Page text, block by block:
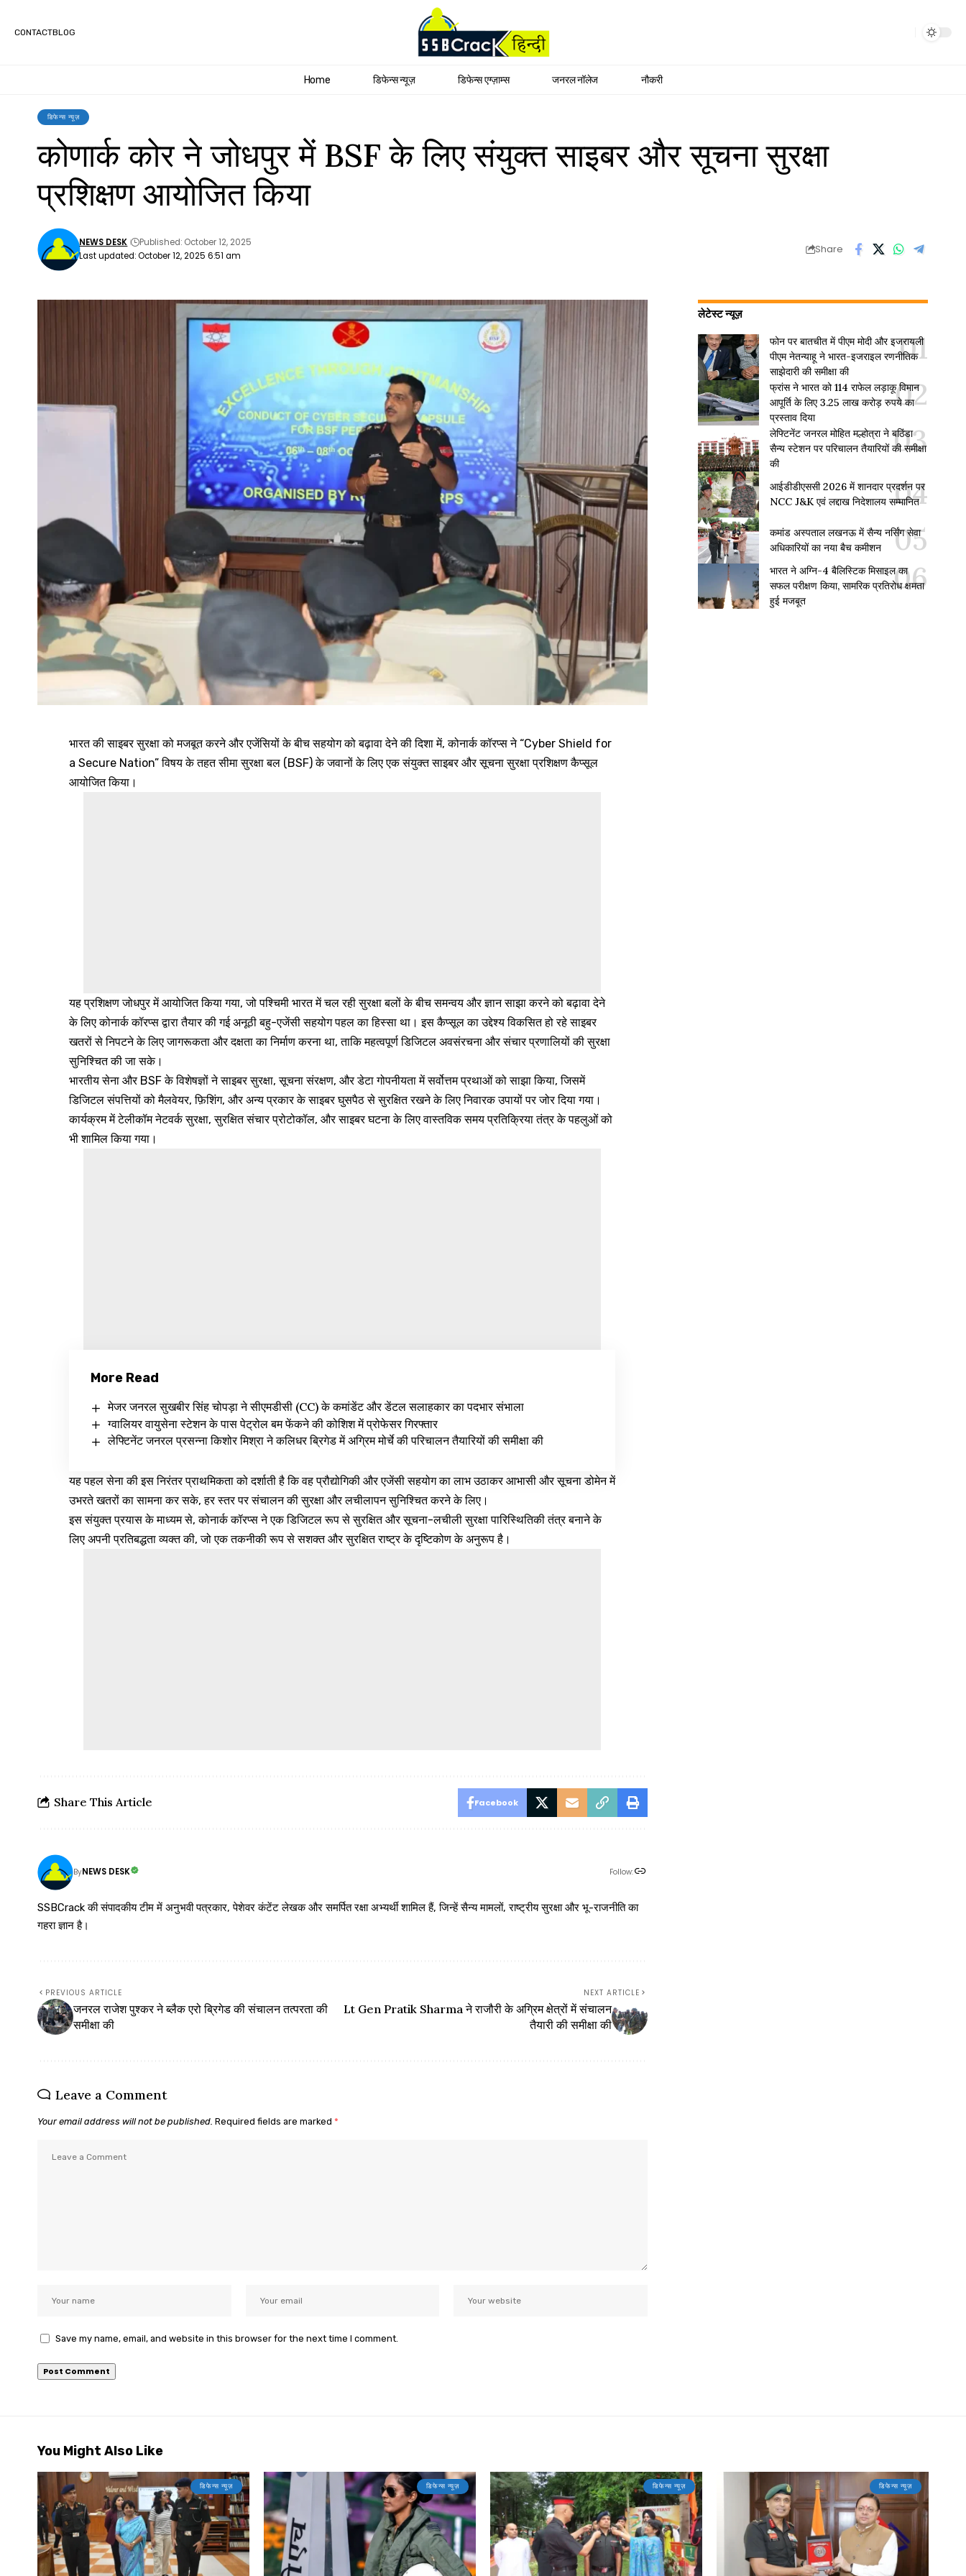
CONTACTBLOG
Home डिफेन्स न्यूज़ डिफेन्स एग्ज़ाम्स जनरल नॉलेज नौकरी
डिफेन्स न्यूज़
कोणार्क कोर ने जोधपुर में BSF के लिए संयुक्त साइबर और सूचना सुरक्षा
प्रशिक्षण आयोजित किया
Last updated: October 12, 2025 6:51 am
NEWS DESK Published: October 12, 2025
Share
भारत की साइबर सुरक्षा को मजबूत करने और एजेंसियों के बीच सहयोग को बढ़ावा देने की दिशा में, कोनार्क कॉरप्स ने “Cyber Shield for
a Secure Nation” विषय के तहत सीमा सुरक्षा बल (BSF) के जवानों के लिए एक संयुक्त साइबर और सूचना सुरक्षा प्रशिक्षण कैप्सूल
आयोजित किया।
यह प्रशिक्षण जोधपुर में आयोजित किया गया, जो पश्चिमी भारत में चल रही सुरक्षा बलों के बीच समन्वय और ज्ञान साझा करने को बढ़ावा देने
के लिए कोनार्क कॉरप्स द्वारा तैयार की गई अनूठी बहु-एजेंसी सहयोग पहल का हिस्सा था। इस कैप्सूल का उद्देश्य विकसित हो रहे साइबर
खतरों से निपटने के लिए जागरूकता और दक्षता का निर्माण करना था, ताकि महत्वपूर्ण डिजिटल अवसंरचना और संचार प्रणालियों की सुरक्षा
सुनिश्चित की जा सके।
भारतीय सेना और BSF के विशेषज्ञों ने साइबर सुरक्षा, सूचना संरक्षण, और डेटा गोपनीयता में सर्वोत्तम प्रथाओं को साझा किया, जिसमें
डिजिटल संपत्तियों को मैलवेयर, फ़िशिंग, और अन्य प्रकार के साइबर घुसपैठ से सुरक्षित रखने के लिए निवारक उपायों पर जोर दिया गया।
कार्यक्रम में टेलीकॉम नेटवर्क सुरक्षा, सुरक्षित संचार प्रोटोकॉल, और साइबर घटना के लिए वास्तविक समय प्रतिक्रिया तंत्र के पहलुओं को
भी शामिल किया गया।
More Read
मेजर जनरल सुखबीर सिंह चोपड़ा ने सीएमडीसी (CC) के कमांडेंट और डेंटल सलाहकार का पदभार संभाला
ग्वालियर वायुसेना स्टेशन के पास पेट्रोल बम फेंकने की कोशिश में प्रोफेसर गिरफ्तार
लेफ्टिनेंट जनरल प्रसन्ना किशोर मिश्रा ने कलिधर ब्रिगेड में अग्रिम मोर्चे की परिचालन तैयारियों की समीक्षा की
यह पहल सेना की इस निरंतर प्राथमिकता को दर्शाती है कि वह प्रौद्योगिकी और एजेंसी सहयोग का लाभ उठाकर आभासी और सूचना डोमेन में
उभरते खतरों का सामना कर सके, हर स्तर पर संचालन की सुरक्षा और लचीलापन सुनिश्चित करने के लिए।
इस संयुक्त प्रयास के माध्यम से, कोनार्क कॉरप्स ने एक डिजिटल रूप से सुरक्षित और सूचना-लचीली सुरक्षा पारिस्थितिकी तंत्र बनाने के
लिए अपनी प्रतिबद्धता व्यक्त की, जो एक तकनीकी रूप से सशक्त और सुरक्षित राष्ट्र के दृष्टिकोण के अनुरूप है।
Share This Article Facebook
ByNEWS DESK Follow:
SSBCrack की संपादकीय टीम में अनुभवी पत्रकार, पेशेवर कंटेंट लेखक और समर्पित रक्षा अभ्यर्थी शामिल हैं, जिन्हें सैन्य मामलों, राष्ट्रीय सुरक्षा और भू-राजनीति का
गहरा ज्ञान है।
PREVIOUS ARTICLE
जनरल राजेश पुश्कर ने ब्लैक एरो ब्रिगेड की संचालन तत्परता की
समीक्षा की
NEXT ARTICLE
Lt Gen Pratik Sharma ने राजौरी के अग्रिम क्षेत्रों में संचालन
तैयारी की समीक्षा की
Leave a Comment
Your email address will not be published. Required fields are marked *
Save my name, email, and website in this browser for the next time I comment.
लेटेस्ट न्यूज़
फोन पर बातचीत में पीएम मोदी और इजरायली
पीएम नेतन्याहू ने भारत-इजराइल रणनीतिक
साझेदारी की समीक्षा की
फ्रांस ने भारत को 114 राफेल लड़ाकू विमान
आपूर्ति के लिए 3.25 लाख करोड़ रुपये का
प्रस्ताव दिया
लेफ्टिनेंट जनरल मोहित मल्होत्रा ने बठिंडा
सैन्य स्टेशन पर परिचालन तैयारियों की समीक्षा
की
आईडीडीएससी 2026 में शानदार प्रदर्शन पर
NCC J&K एवं लद्दाख निदेशालय सम्मानित
कमांड अस्पताल लखनऊ में सैन्य नर्सिंग सेवा
अधिकारियों का नया बैच कमीशन
भारत ने अग्नि-4 बैलिस्टिक मिसाइल का
सफल परीक्षण किया, सामरिक प्रतिरोध क्षमता
हुई मजबूत
You Might Also Like
डिफेन्स न्यूज़ डिफेन्स न्यूज़ डिफेन्स न्यूज़ डिफेन्स न्यूज़